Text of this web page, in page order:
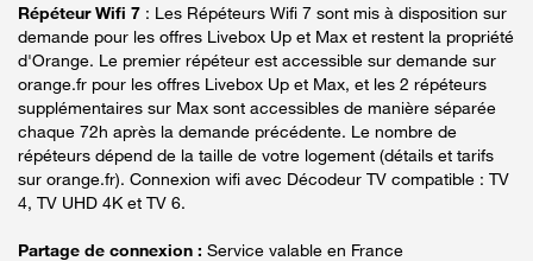
Répéteur Wifi 7 : Les Répéteurs Wifi 7 sont mis à disposition sur
demande pour les offres Livebox Up et Max et restent la propriété
d'Orange. Le premier répéteur est accessible sur demande sur
orange.fr pour les offres Livebox Up et Max, et les 2 répéteurs
supplémentaires sur Max sont accessibles de manière séparée
chaque 72h après la demande précédente. Le nombre de
répéteurs dépend de la taille de votre logement (détails et tarifs
sur orange.fr). Connexion wifi avec Décodeur TV compatible : TV
4, TV UHD 4K et TV 6.
Partage de connexion : Service valable en France